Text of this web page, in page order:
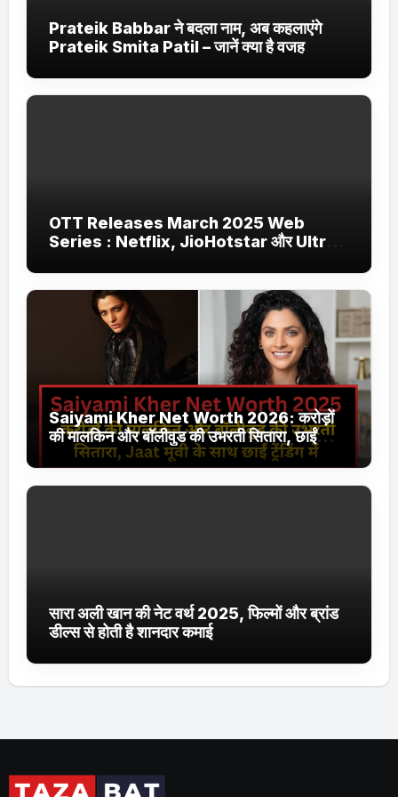
Prateik Babbar ने बदला नाम, अब कहलाएंगे
Prateik Smita Patil – जानें क्या है वजह
OTT Releases March 2025 Web
Series : Netflix, JioHotstar और Ultra
Saiyami Kher Net Worth 2026: करोड़ों
की मालकिन और बॉलीवुड की उभरती सितारा, छाईं
ट्रेंडिंग में
सारा अली खान की नेट वर्थ 2025, फिल्मों और ब्रांड
डील्स से होती है शानदार कमाई